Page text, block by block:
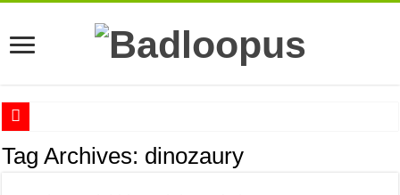
Anna Romaszkan – Praca w prosektorium nie pomaga oswoić się ze
Tag Archives: dinozaury